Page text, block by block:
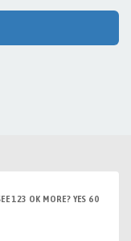
123 OK MORE? YES 60